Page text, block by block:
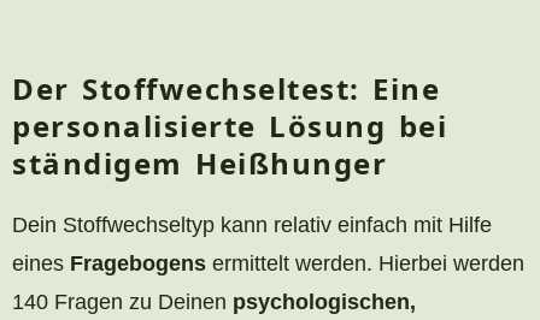
Der Stoffwechseltest: Eine
personalisierte Lösung bei
ständigem Heißhunger
Dein Stoffwechseltyp kann relativ einfach mit Hilfe
eines Fragebogens ermittelt werden. Hierbei werden
140 Fragen zu Deinen psychologischen,